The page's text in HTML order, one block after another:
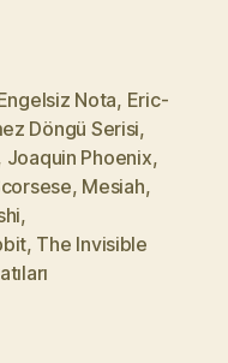
Nota, Eric-
Döngü Serisi,
Joaquin Phoenix,
, Mesiah,
,
, The Invisible